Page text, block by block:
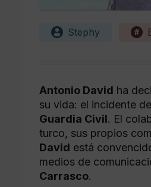
Stephy
Antonio David ha
su vida: el incidente
Guardia Civil. El
turco, sus propios
David está
medios de
Carrasco.